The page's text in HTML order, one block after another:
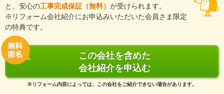
と、安心の工事完成保証（無料） が受けられます。
※リフォーム会社紹介にお申込みいただいた会員さま限定
の特典です。
この会社を含めた
会社紹介を申込む
※リフォーム内容によっては、この会社をご紹介できない場合があります。